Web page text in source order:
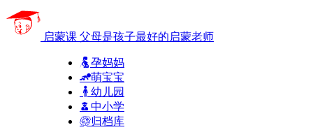
启蒙课 父母是孩子最好的启蒙老师
孕妈妈
萌宝宝
幼儿园
中小学
归档库